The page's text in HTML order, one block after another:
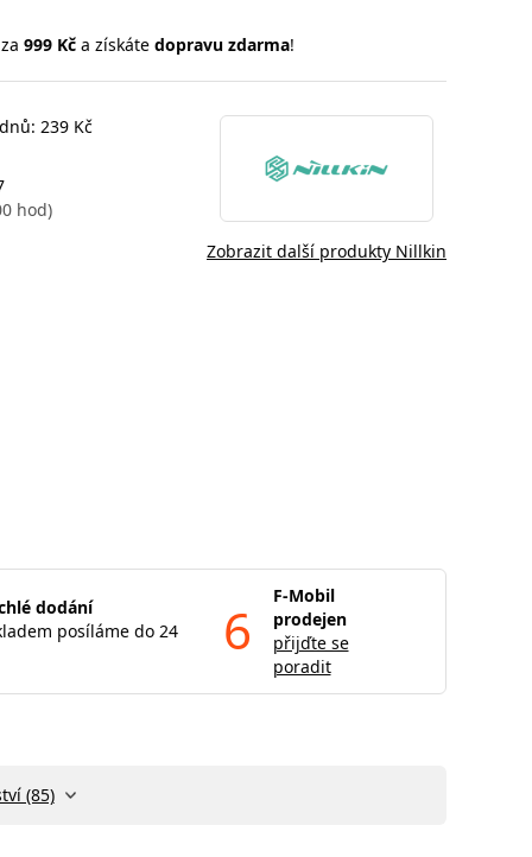
999 Kča získáte dopravu zdarma!
239 Kč
hod)
Zobrazit další produkty Nillkin
dodání
posíláme do 24
6
F-Mobil
prodejen
přijďte se
poradit
(85)